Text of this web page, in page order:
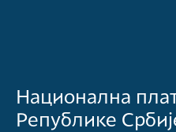
Национална
Републике